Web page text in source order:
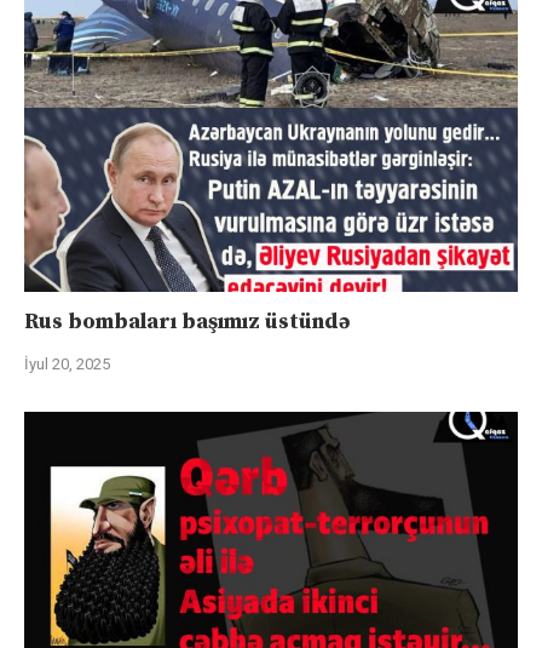
Rus bombaları başımız üstündə
İyul 20, 2025